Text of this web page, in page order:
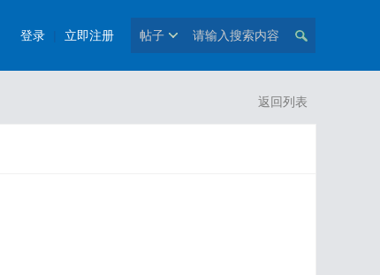
帖子
登录 立即注册
返回列表